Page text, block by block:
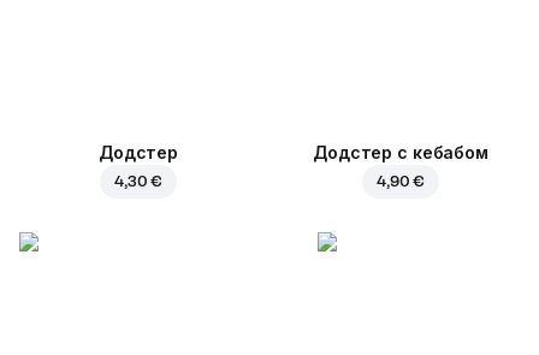
Додстер
4,30 €
Додстер с кебабом
4,90 €